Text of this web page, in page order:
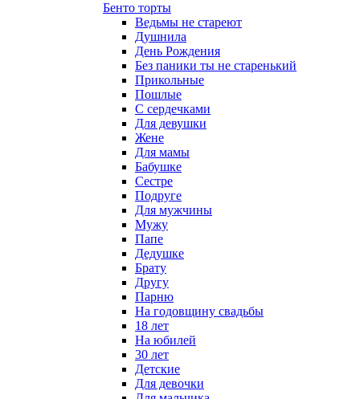
Бенто торты
Ведьмы не стареют
Душнила
День Рождения
Без паники ты не старенький
Прикольные
Пошлые
С сердечками
Для девушки
Жене
Для мамы
Бабушке
Сестре
Подруге
Для мужчины
Мужу
Папе
Дедушке
Брату
Другу
Парню
На годовщину свадьбы
18 лет
На юбилей
30 лет
Детские
Для девочки